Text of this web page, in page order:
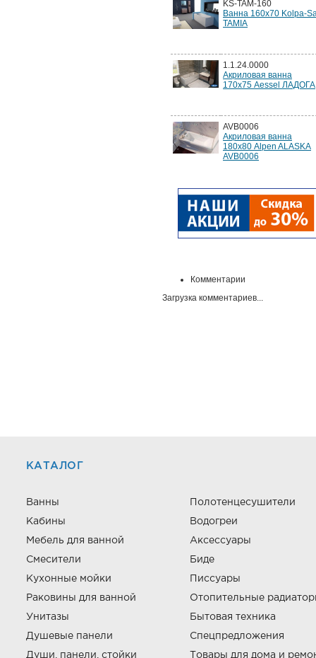
KS-TAM-160
Ванна 160x70 Kolpa-
TAMIA
1.1.24.0000
Акриловая ванна
170х75 Aessel ЛАДОГА
AVB0006
Акриловая ванна
180х80 Alpen ALASKA
AVB0006
Комментарии
Загрузка комментариев...
КАТАЛОГ
Ванны
Кабины
Мебель для ванной
Смесители
Кухонные мойки
Раковины для ванной
Унитазы
Душевые панели
Души, панели, стойки
Полотенцесушители
Водогреи
Аксессуары
Биде
Писсуары
Отопительные
Бытовая техника
Спецпредложения
Товары для дома и